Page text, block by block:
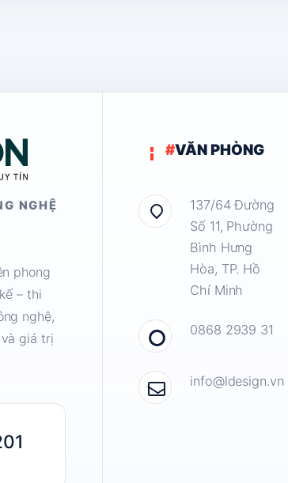
NGHỆ
phong
– thi
nghệ,
giá trị
#VĂN PHÒNG
137/64 Đường
Số 11, Phường
Bình Hưng
Hòa, TP. Hồ
Chí Minh
0868 2939 31
info@ldesign.vn